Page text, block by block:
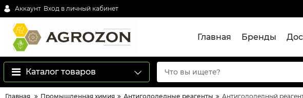
Аккаунт Вход в личный кабинет
Главная Бренды
Каталог товаров
Главная Промышленная химия Антигололедные реагенты Антигололедный